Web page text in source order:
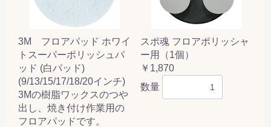
3M フロアパッド ホワイ
トスーパーポリッシュパ
ッド (白パッド)
(9/13/15/17/18/20インチ)
3Mの樹脂ワックスのつや
出し、焼き付け作業用の
フロアパッドです。
スポ魂 フロアポリッシャ
ー用（1個）
￥1,870
数量